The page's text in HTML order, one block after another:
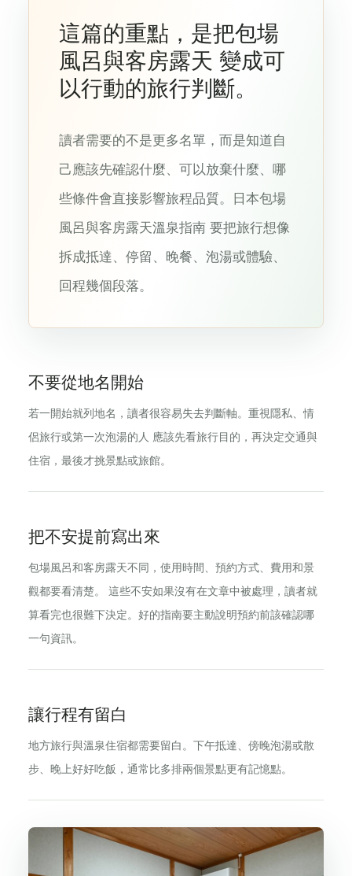
這篇的重點，是把包場
風呂與客房露天 變成可
以行動的旅行判斷。
讀者需要的不是更多名單，而是知道自
己應該先確認什麼、可以放棄什麼、哪
些條件會直接影響旅程品質。日本包場
風呂與客房露天溫泉指南 要把旅行想像
拆成抵達、停留、晚餐、泡湯或體驗、
回程幾個段落。
不要從地名開始
若一開始就列地名，讀者很容易失去判斷軸。重視隱私、情
侶旅行或第一次泡湯的人 應該先看旅行目的，再決定交通與
住宿，最後才挑景點或旅館。
把不安提前寫出來
包場風呂和客房露天不同，使用時間、預約方式、費用和景
觀都要看清楚。 這些不安如果沒有在文章中被處理，讀者就
算看完也很難下決定。好的指南要主動說明預約前該確認哪
一句資訊。
讓行程有留白
地方旅行與溫泉住宿都需要留白。下午抵達、傍晚泡湯或散
步、晚上好好吃飯，通常比多排兩個景點更有記憶點。